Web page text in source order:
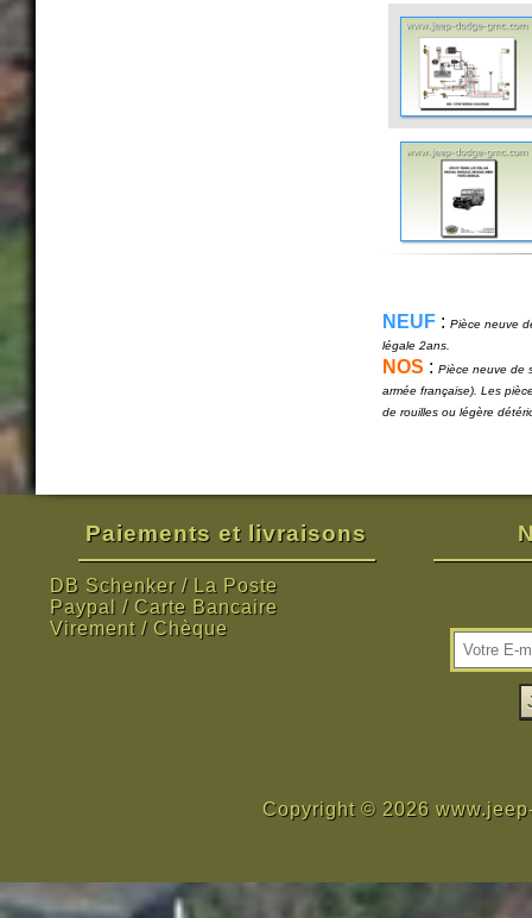
NEUF : Pièce neuve
légale 2ans.
NOS : Pièce neuve de
armée française). Les
de rouilles ou légère
Paiements et livraisons
DB Schenker / La Poste
Paypal / Carte Bancaire
Virement / Chèque
Copyright © 2026